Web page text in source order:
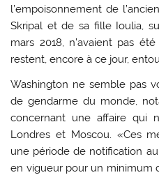
l’empoisonnement de
Skripal et de sa fille Ioulia,
mars 2018, n’avaient pas
restent, encore à ce jour,
Washington ne semble pas
de gendarme du monde,
concernant une affaire qui
Londres et Moscou. «Ces
une période de notification
en vigueur pour un minimum